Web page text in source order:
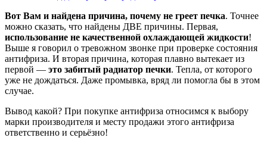
Вот Вам и найдена причина, почему не греет печка. Точнее
можно сказать, что найдены ДВЕ причины. Первая,
использование не качественной охлаждающей жидкости!
Выше я говорил о тревожном звонке при проверке состояния
антифриза. И вторая причина, которая плавно вытекает из
первой — это забитый радиатор печки. Тепла, от которого
уже не дождаться. Даже промывка, вряд ли помогла бы в этом
случае.
Вывод какой? При покупке антифриза относимся к выбору
марки производителя и месту продажи этого антифриза
ответственно и серьёзно!